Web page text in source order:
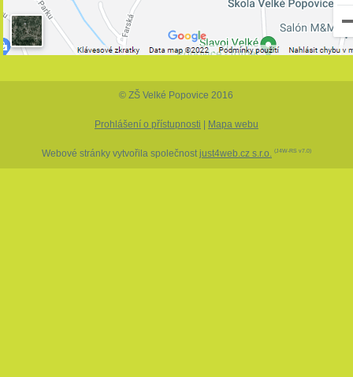
© ZŠ Velké Popovice 2016
Prohlášení o přístupnosti Mapa webu
Webové stránky vytvořila společnost just4web.cz s.r.o. (J4W-RS v7.0)